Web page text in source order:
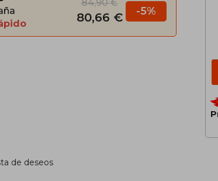
84,90 €
80,66 € -5%
de deseos